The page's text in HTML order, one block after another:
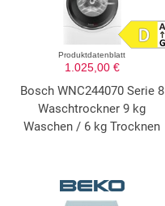
Produktdatenblatt
1.025,00 €
Bosch WNC244070 Serie 8
Waschtrockner 9 kg
Waschen / 6 kg Trocknen